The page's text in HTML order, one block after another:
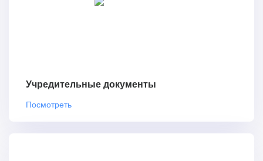
Учредительные документы
Посмотреть